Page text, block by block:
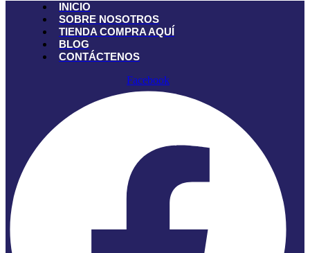
INICIO
SOBRE NOSOTROS
TIENDA COMPRA AQUÍ
BLOG
CONTÁCTENOS
Facebook